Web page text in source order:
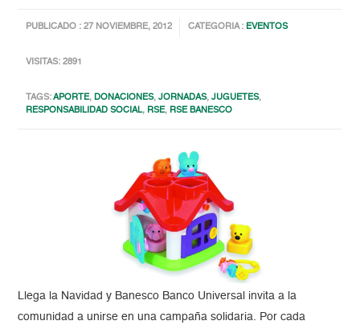
PUBLICADO : 27 NOVIEMBRE, 2012 CATEGORIA : EVENTOS
VISITAS: 2891
TAGS:APORTE,DONACIONES,JORNADAS,JUGUETES,
RESPONSABILIDAD SOCIAL, RSE, RSE BANESCO
Llega la Navidad y Banesco Banco Universal invita a la
comunidad a unirse en una campaña solidaria. Por cada